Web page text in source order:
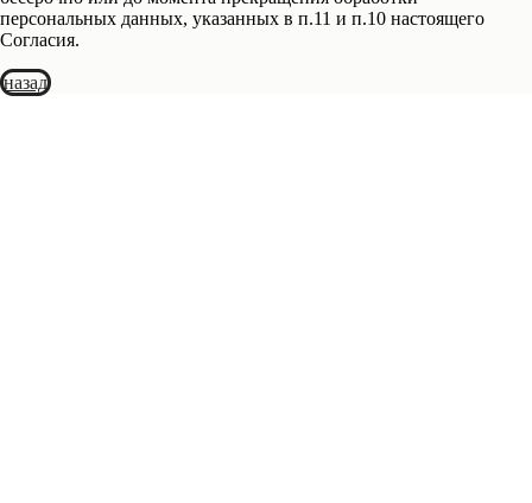
персональных данных, указанных в п.11 и п.10 настоящего
Согласия.
назад